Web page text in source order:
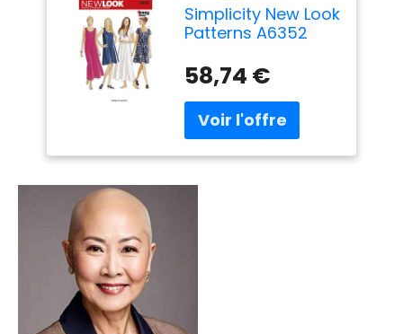
Simplicity New Look
Patterns A6352
pour femme en 2
longueurs Taille
36-46
58,74 €